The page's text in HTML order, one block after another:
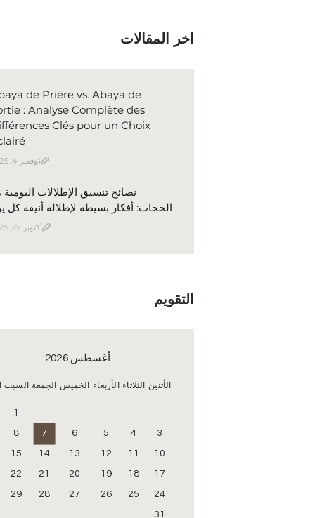
اخر المقالات
de Prière vs. Abaya de
: Analyse Complète des
Clés pour un Choix
نوفمبر 4, 2025
نصائح تنسيق الإطلالات اليومية
الحجاب: أفكار بسيطة لإطلالة أنيقة كل
أكتوبر 27, 2025
التقويم
أغسطس 2026
الأثنين الثلاثاء الأربعاء الخميس الجمعة السبت
1
3
4
5
6
7
8
10
11
12
13
14
15
17
18
19
20
21
22
24
25
26
27
28
29
31